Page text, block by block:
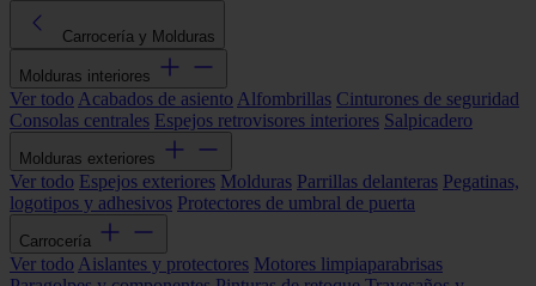
Carrocería y Molduras
Molduras interiores
Ver todo Acabados de asiento Alfombrillas Cinturones de seguridad
Consolas centrales Espejos retrovisores interiores Salpicadero
Molduras exteriores
Ver todo Espejos exteriores Molduras Parrillas delanteras Pegatinas,
logotipos y adhesivos Protectores de umbral de puerta
Carrocería
Ver todo Aislantes y protectores Motores limpiaparabrisas